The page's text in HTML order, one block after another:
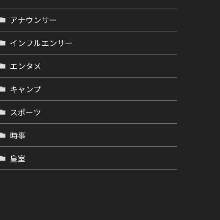
アナウンサー
インフルエンサー
エンタメ
キャンプ
スポーツ
時事
皇室